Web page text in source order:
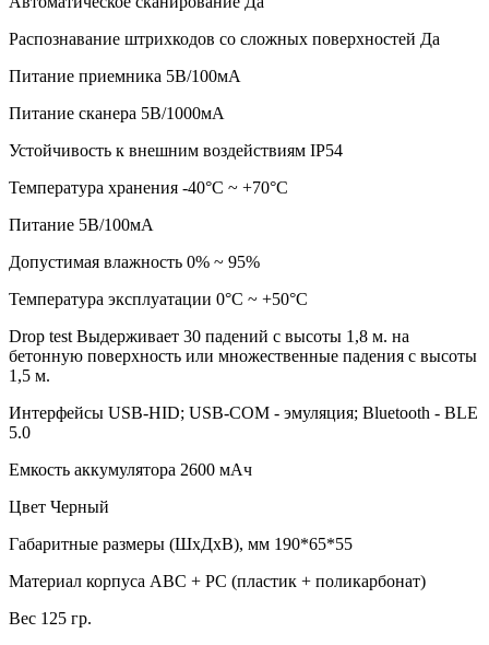
Распознавание штрихкодов со сложных поверхностей Да
Питание приемника 5В/100мА
Питание сканера 5В/1000мА
Устойчивость к внешним воздействиям IP54
Температура хранения -40°С ~ +70°С
Питание 5В/100мА
Допустимая влажность 0% ~ 95%
Температура эксплуатации 0°С ~ +50°С
Drop test Выдерживает 30 падений с высоты 1,8 м. на
бетонную поверхность или множественные падения с высоты
1,5 м.
Интерфейсы USB-HID; USB-COM - эмуляция; Bluetooth - BLE
5.0
Емкость аккумулятора 2600 мАч
Цвет Черный
Габаритные размеры (ШхДхВ), мм 190*65*55
Материал корпуса ABC + PC (пластик + поликарбонат)
Вес 125 гр.